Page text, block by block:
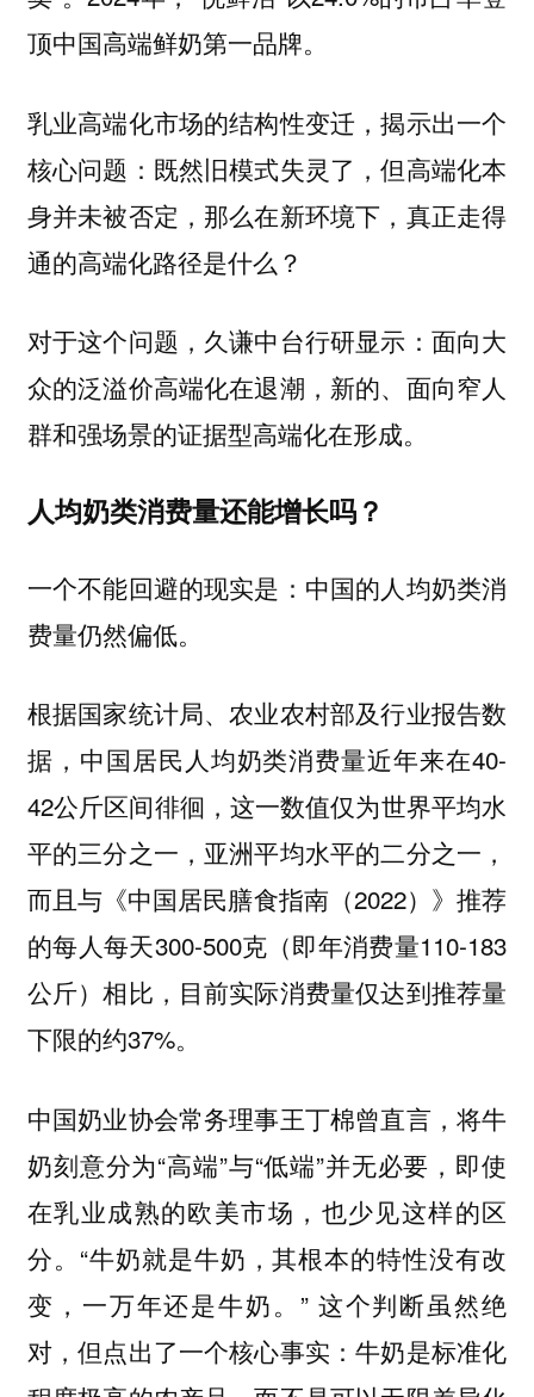
顶中国高端鲜奶第一品牌。
乳业高端化市场的结构性变迁，揭示出一个
核心问题：既然旧模式失灵了，但高端化本
身并未被否定，那么在新环境下，真正走得
通的高端化路径是什么？
对于这个问题，久谦中台行研显示：面向大
众的泛溢价高端化在退潮，新的、面向窄人
群和强场景的证据型高端化在形成。
人均奶类消费量还能增长吗？
一个不能回避的现实是：中国的人均奶类消
费量仍然偏低。
根据国家统计局、农业农村部及行业报告数
据，中国居民人均奶类消费量近年来在40-
42公斤区间徘徊，这一数值仅为世界平均水
平的三分之一，亚洲平均水平的二分之一，
而且与《中国居民膳食指南（2022）》推荐
的每人每天300-500克（即年消费量110-183
公斤）相比，目前实际消费量仅达到推荐量
下限的约37%。
中国奶业协会常务理事王丁棉曾直言，将牛
奶刻意分为“高端”与“低端”并无必要，即使
在乳业成熟的欧美市场，也少见这样的区
分。“牛奶就是牛奶，其根本的特性没有改
变，一万年还是牛奶。” 这个判断虽然绝
对，但点出了一个核心事实：牛奶是标准化